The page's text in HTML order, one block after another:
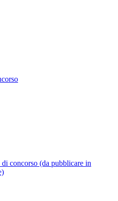
concorso (da pubblicare in